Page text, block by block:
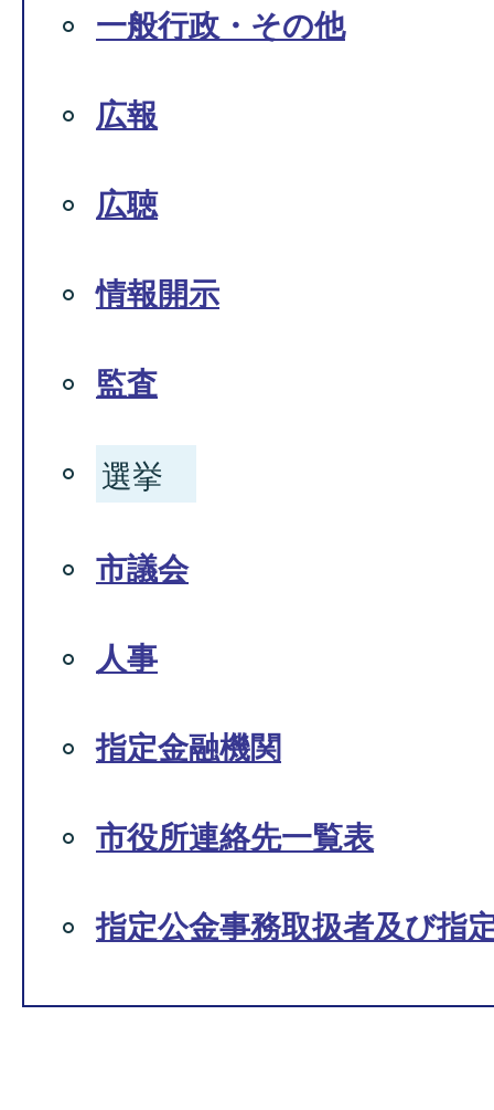
一般行政・その他
広報
広聴
情報開示
監査
選挙
市議会
人事
指定金融機関
市役所連絡先一覧表
指定公金事務取扱者及び指